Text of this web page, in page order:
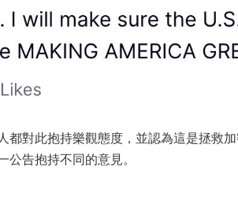
都對此抱持樂觀態度，並認為這是拯救
告抱持不同的意見。